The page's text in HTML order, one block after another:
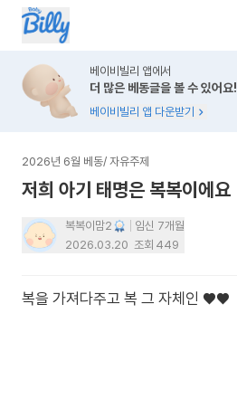
베이비빌리 앱에서
더 많은 베동글을 볼 수 있어요!
베이비빌리 앱 다운받기
2026년 6월 베동/ 자유주제
저희 아기 태명은 복복이에요
복복이맘2
임신 7개월
2026.03.20 조회 449
복을 가져다주고 복 그 자체인 ♥️♥️